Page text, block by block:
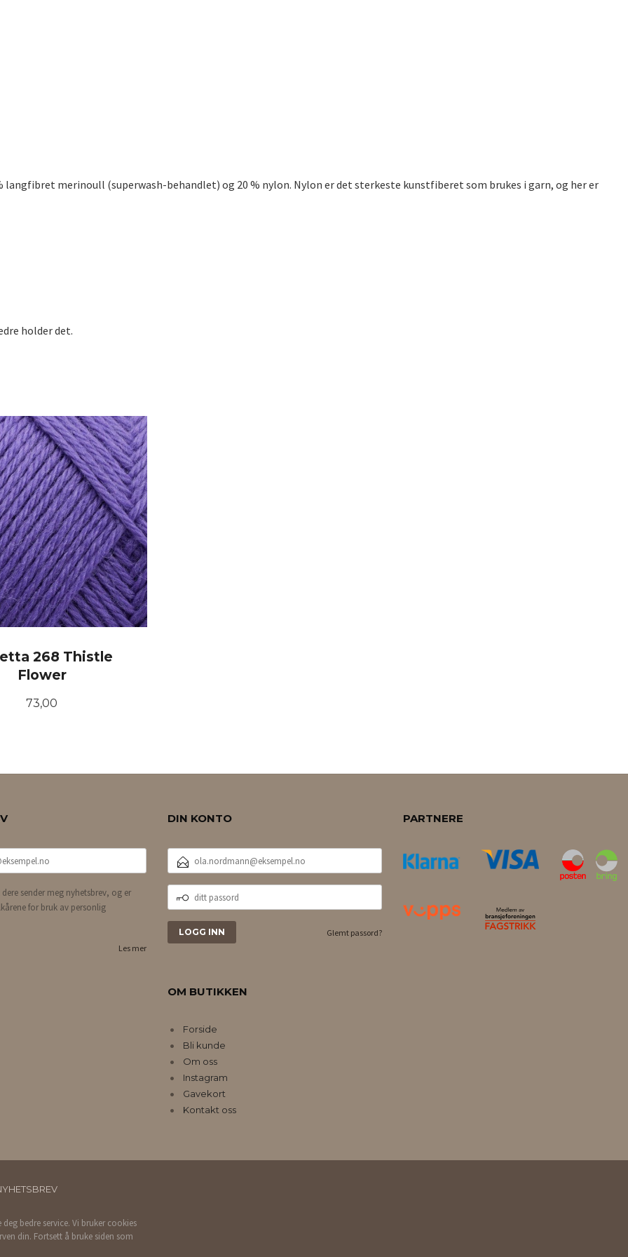
langfibret merinoull (superwash-behandlet) og 20 % nylon. Nylon er det sterkeste kunstfiberet som brukes i garn, og her er
holder det.
268 Thistle
Flower
Pris
73,00
sender meg nyhetsbrev, og er
for bruk av personlig
Les mer
DIN KONTO
POSTADRESSE
PASSORD
Glemt passord?
OM BUTIKKEN
Forside
Bli kunde
Om oss
Instagram
Gavekort
Kontakt oss
PARTNERE
bedre service. Vi bruker cookies
din. Fortsett å bruke siden som